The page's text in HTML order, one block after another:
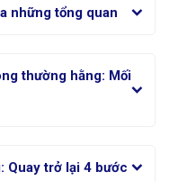
những tổng quan
thường hằng: Mối
Quay trở lại 4 bước